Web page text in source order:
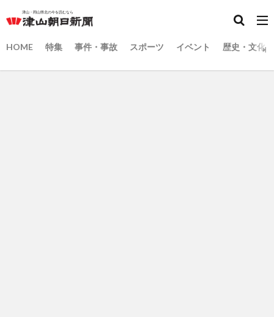
HOME 特集 事件・事故 スポーツ イベント 歴史・文化